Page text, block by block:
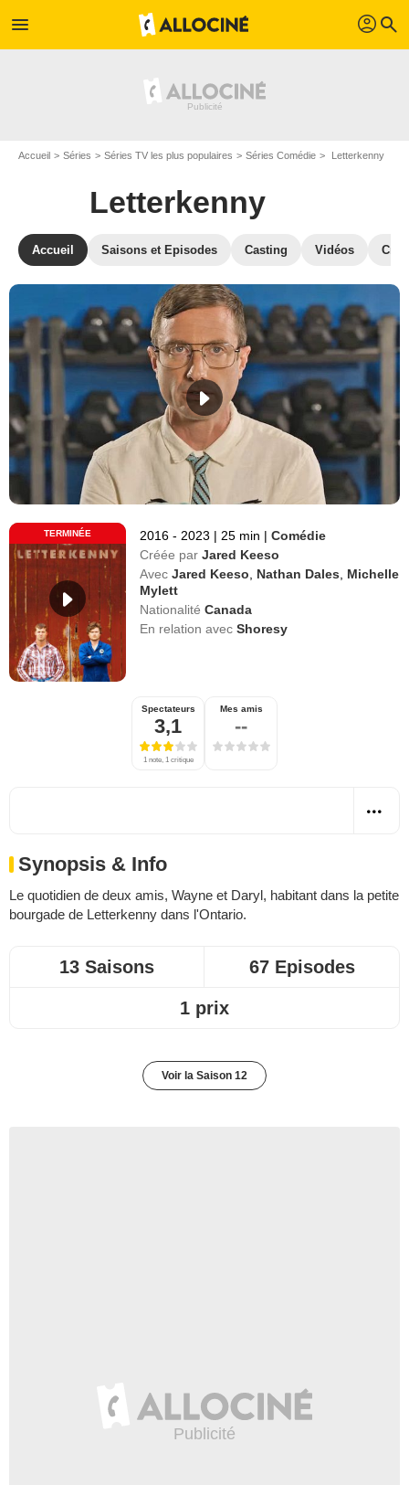
menu profil search
Accueil Séries Séries TV les plus populaires Séries Comédie Letterkenny
Letterkenny
Accueil Saisons et Episodes Casting Vidéos
TERMINÉE 2016 - 2023 | 25 min | Comédie
Créée par Jared Keeso
Avec Jared Keeso Nathan Dales
Michelle
Mylett
Nationalité Canada
En relation avec Shoresy
Spectateurs
3,1
1 note, 1 critique
Mes amis
--
Synopsis & Info
Le quotidien de deux amis, Wayne et Daryl, habitant dans la petite
bourgade de Letterkenny dans l'Ontario.
13 Saisons 67 Episodes
1 prix
Voir la Saison 12